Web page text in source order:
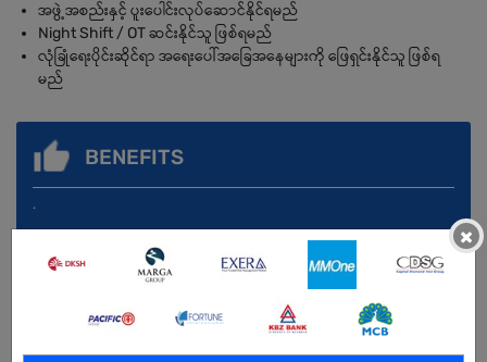
အဖွဲ့အစည်းနှင့် ပူးပေါင်းလုပ်ဆောင်နိုင်ရမည်
Night Shift / OT ဆင်းနိုင်သူ ဖြစ်ရမည်
လုံခြုံရေးပိုင်းဆိုင်ရာ အရေးပေါ်အခြေအနေများကို ဖြေရှင်းနိုင်သူ ဖြစ်ရ
မည်
BENEFITS
.
×